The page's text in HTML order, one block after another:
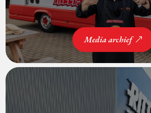
Media archief